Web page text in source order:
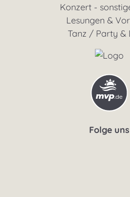
Konzert -
Konzert -
Lesungen &
Tanz / Party &